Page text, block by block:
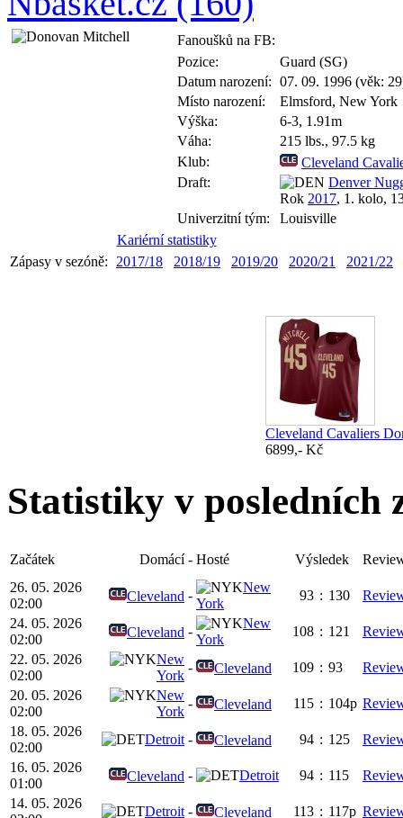
Fanoušků na FB:
Pozice:
Guard (SG)
Datum narození: 07. 09. 1996 (věk:
Místo narození:
Elmsford, New York
Výška:
6-3, 1.91m
Váha:
215 lbs., 97.5 kg
Klub:
Cleveland
Draft:
Denver
Rok 2017, 1. kolo,
Univerzitní tým:
Louisville
Kariérní statistiky
Zápasy v sezóně:
2017/18 2018/19 2019/20 2020/21 2021/22
Cleveland Cavaliers
6899,- Kč
Statistiky v posledních
Začátek Domácí - Hosté Výsledek
26. 05. 2026
02:00
Cleveland -
New
York
93 : 130
24. 05. 2026
02:00
Cleveland -
New
York
108 : 121
22. 05. 2026
02:00
New
York
- Cleveland 109 : 93
20. 05. 2026
02:00
New
York
- Cleveland 115 : 104p
18. 05. 2026
02:00
Detroit - Cleveland 94 : 125
16. 05. 2026
01:00
Cleveland - Detroit 94 : 115
14. 05. 2026
Detroit - Cleveland 113 : 117p